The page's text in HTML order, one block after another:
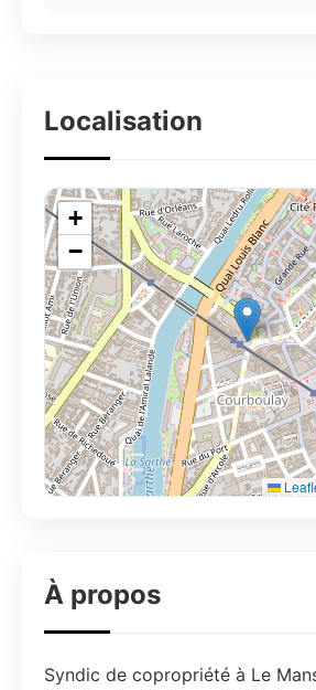
Localisation
+
−
À propos
Syndic de copropriété à Le